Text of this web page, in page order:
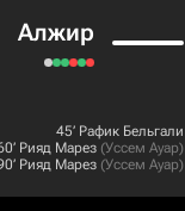
Алжир
45‎’‎ Рафик Бельгали
Рияд Марез (Уссем Ауар)
Рияд Марез (Уссем Ауар)